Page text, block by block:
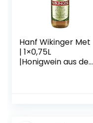
Hanf Wikinger Met
| 1×0,75L
|Honigwein aus der